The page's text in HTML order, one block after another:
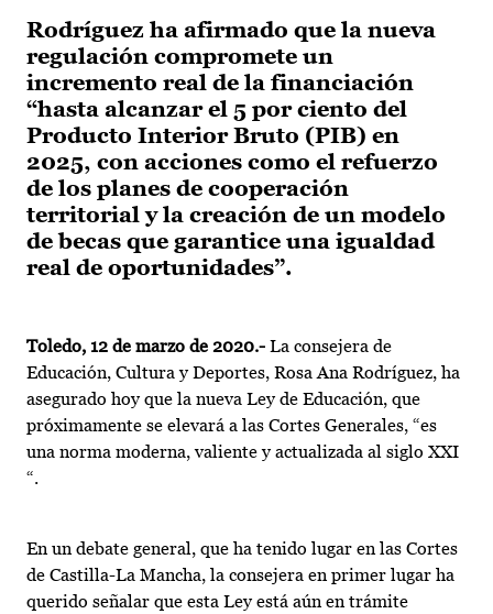
Rodríguez ha afirmado que la nueva
regulación compromete un
incremento real de la financiación
“hasta alcanzar el 5 por ciento del
Producto Interior Bruto (PIB) en
2025, con acciones como el refuerzo
de los planes de cooperación
territorial y la creación de un modelo
de becas que garantice una igualdad
real de oportunidades”.
Toledo, 12 de marzo de 2020.- La consejera de
Educación, Cultura y Deportes, Rosa Ana Rodríguez, ha
asegurado hoy que la nueva Ley de Educación, que
próximamente se elevará a las Cortes Generales, “es
una norma moderna, valiente y actualizada al siglo XXI
“.
En un debate general, que ha tenido lugar en las Cortes
de Castilla-La Mancha, la consejera en primer lugar ha
querido señalar que esta Ley está aún en trámite